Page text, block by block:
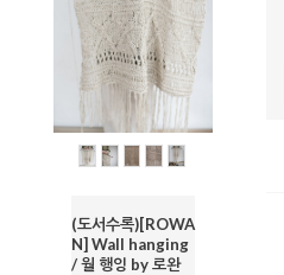
(도서수록)[ROWA
N] Wall hanging
/ 월 행잉 by 로완